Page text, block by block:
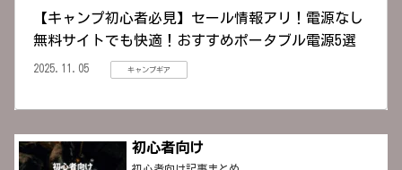
【キャンプ初心者必見】セール情報アリ！電源なし
無料サイトでも快適！おすすめポータブル電源5選
2025.11.05 キャンプギア
初心者向け